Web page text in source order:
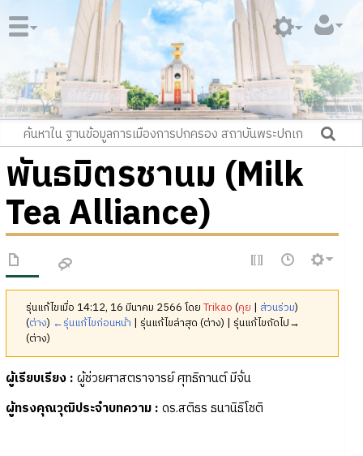
พันธมิตรชานม (Milk
Tea Alliance)
รุ่นแก้ไขเมื่อ 14:12, 16 มีนาคม 2566 โดยTrikao (คุย | ส่วนร่วม)
(ต่าง) ←รุ่นแก้ไขก่อนหน้า | รุ่นแก้ไขล่าสุด (ต่าง) | รุ่นแก้ไขถัดไป→
(ต่าง)
ผู้เรียบเรียง : ผู้ช่วยศาสตราจารย์ ศุทธิกานต์ มีจั่น
ผู้ทรงคุณวุฒิประจำบทความ : ดร.สติธร ธนานิธิโชติ